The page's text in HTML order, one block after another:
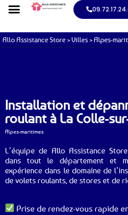
Allo Assistance Store >Villes >Alpes-
Installation et
roulant à La Colle-
Alpes-maritimes
L’équipe de Allo Assistance
dans tout le département et
expérience dans le domaine de
de volets roulants, de stores et de
Prise de rendez-vous rapide